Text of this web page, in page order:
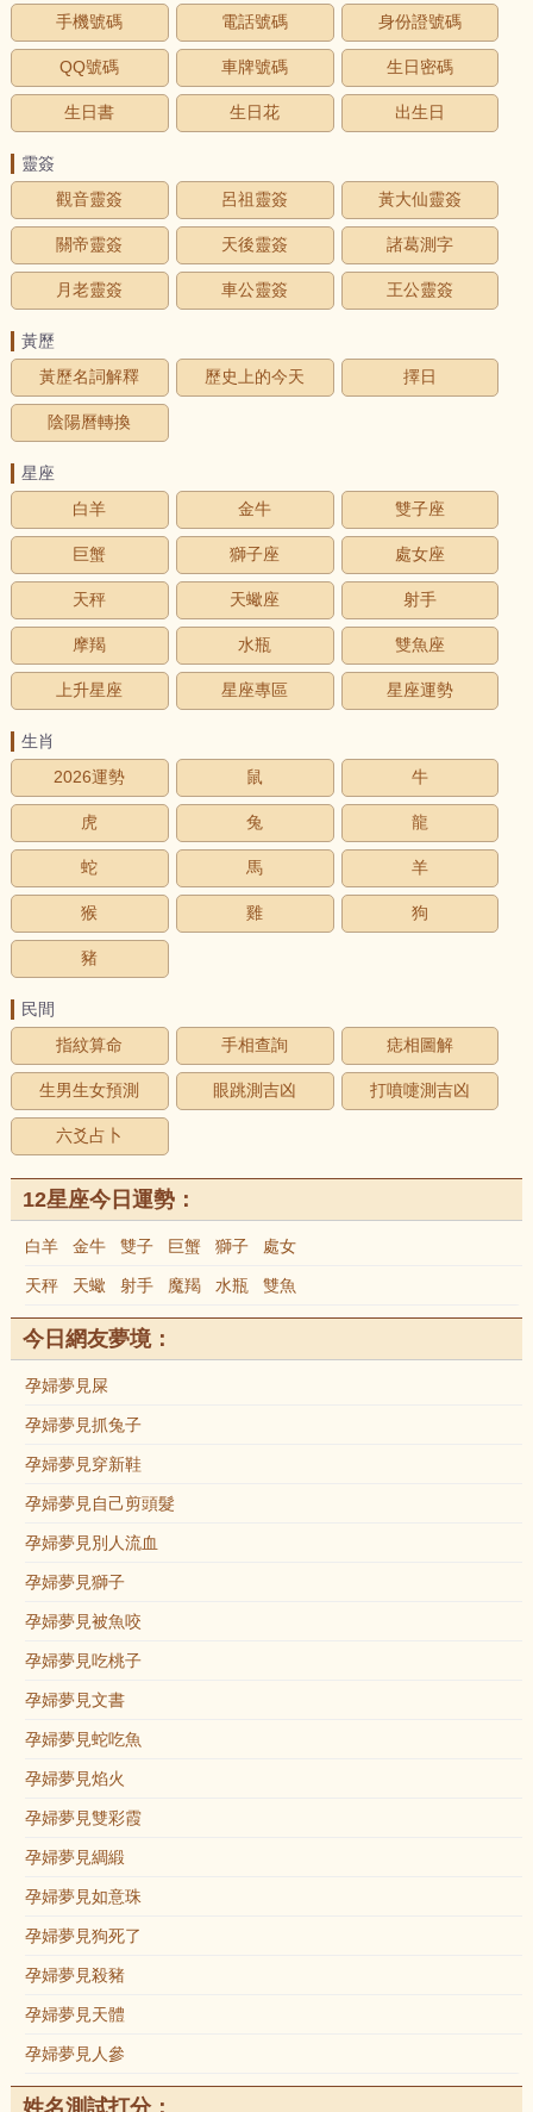
手機號碼
電話號碼 身份證號碼
QQ號碼 車牌號碼 生日密碼
生日書 生日花 出生日
靈簽
觀音靈簽
呂祖靈簽 黃大仙靈簽
關帝靈簽 天後靈簽 諸葛測字
月老靈簽 車公靈簽 王公靈簽
黃歷
黃歷名詞解釋
歷史上的今天 擇日
陰陽曆轉換
星座
白羊
金牛 雙子座
巨蟹 獅子座 處女座
天秤 天蠍座 射手
摩羯 水瓶 雙魚座
上升星座 星座專區 星座運勢
生肖
2026運勢
鼠 牛
虎 兔 龍
蛇 馬 羊
猴 雞 狗
豬
民間
指紋算命
手相查詢 痣相圖解
生男生女預測 眼跳測吉凶 打噴嚏測吉凶
六爻占卜
12星座今日運勢：
白羊 金牛 雙子 巨蟹 獅子 處女
天秤 天蠍 射手 魔羯 水瓶 雙魚
今日網友夢境：
孕婦夢見屎
孕婦夢見抓兔子
孕婦夢見穿新鞋
孕婦夢見自己剪頭髮
孕婦夢見別人流血
孕婦夢見獅子
孕婦夢見被魚咬
孕婦夢見吃桃子
孕婦夢見文書
孕婦夢見蛇吃魚
孕婦夢見焰火
孕婦夢見雙彩霞
孕婦夢見綢緞
孕婦夢見如意珠
孕婦夢見狗死了
孕婦夢見殺豬
孕婦夢見天體
孕婦夢見人參
姓名測試打分：